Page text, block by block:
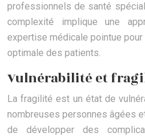
professionnels de santé
complexité implique une
expertise médicale pointue
optimale des patients.
Vulnérabilité et
La fragilité est un état de
nombreuses personnes âgées
de développer des